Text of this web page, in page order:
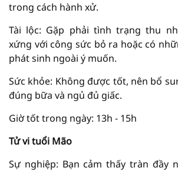
trong cách hành xử.
Tài lộc: Gặp phải tình trạng thu
xứng với công sức bỏ ra hoặc có
phát sinh ngoài ý muốn.
Sức khỏe: Không được tốt, nên bổ
đúng bữa và ngủ đủ giấc.
Giờ tốt trong ngày: 13h - 15h
Tử vi tuổi Mão
Sự nghiệp: Bạn cảm thấy tràn đầy